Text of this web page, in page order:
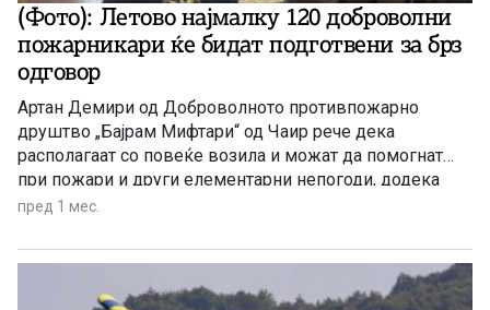
(Фото): Летово најмалку 120 доброволни
пожарникари ќе бидат подготвени за брз
одговор
Артан Демири од Доброволното противпожарно
друштво „Бајрам Мифтари“ од Чаир рече дека
располагаат со повеќе возила и можат да помогнат
при пожари и други елементарни непогоди, додека
претседателот на Доброволното противпожарно
најголем проблем претставуваат финансирањето,
набавката на опрема и високите давачки за увоз на
пред 1 мес.